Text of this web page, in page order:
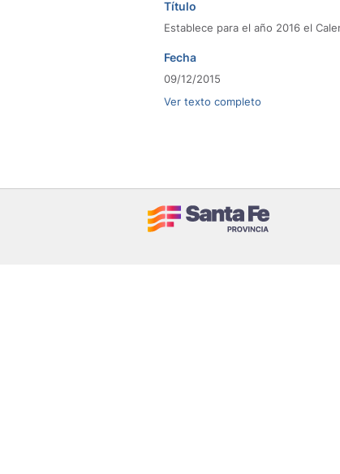
Título
Establece para el año 2016 el
Fecha
09/12/2015
Ver texto completo